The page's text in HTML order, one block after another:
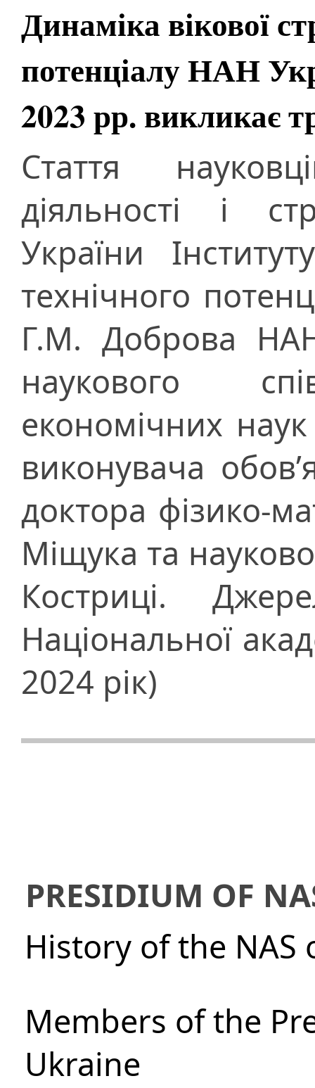
Динаміка вікової
потенціалу НАН
2023 рр. викликає
Стаття
діяльності i
України
технічного
Г.М. Доброва
наукового
економічних
виконувача
доктора фізико-
Міщука та
Костриці.
Національної
2024 рік)
PRESIDIUM OF
History of the NAS
Members of the
Ukraine